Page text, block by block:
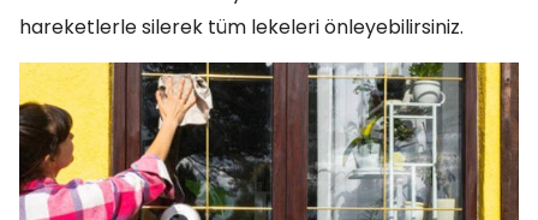
hareketlerle silerek tüm lekeleri önleyebilirsiniz.